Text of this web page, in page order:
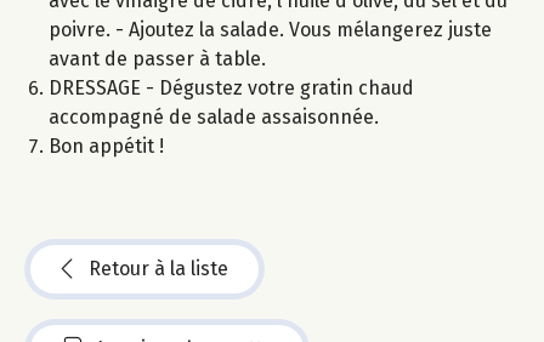
poivre. - Ajoutez la salade. Vous mélangerez juste
avant de passer à table.
DRESSAGE - Dégustez votre gratin chaud
accompagné de salade assaisonnée.
Bon appétit !
Retour à la liste